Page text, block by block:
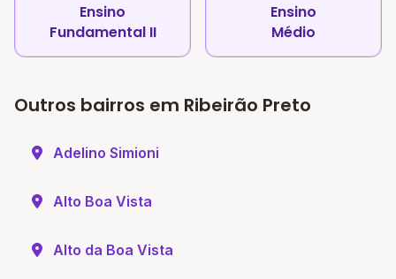
Ensino
Fundamental II
Ensino
Médio
Outros bairros em Ribeirão Preto
Adelino Simioni
Alto Boa Vista
Alto da Boa Vista